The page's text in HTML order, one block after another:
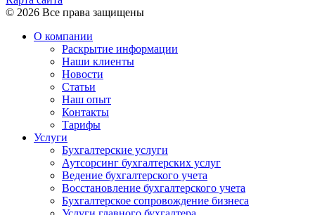
© 2026 Все права защищены
О компании
Раскрытие информации
Наши клиенты
Новости
Статьи
Наш опыт
Контакты
Тарифы
Услуги
Бухгалтерские услуги
Аутсорсинг бухгалтерских услуг
Ведение бухгалтерского учета
Восстановление бухгалтерского учета
Бухгалтерское сопровождение бизнеса